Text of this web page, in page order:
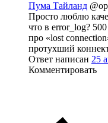
Пума Тайланд
Просто люблю
что в error_log?
про «lost
протухший
Ответ написан 25
Комментировать